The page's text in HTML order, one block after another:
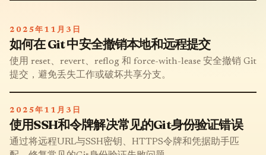
2025年11月3日
如何在 Git 中安全撤销本地和远程提交
使用 reset、revert、reflog 和 force-with-lease 安全撤销 Git
提交，避免丢失工作或破坏共享分支。
2025年11月3日
使用SSH和令牌解决常见的Git身份验证错误
通过将远程URL与SSH密钥、HTTPS令牌和凭据助手匹